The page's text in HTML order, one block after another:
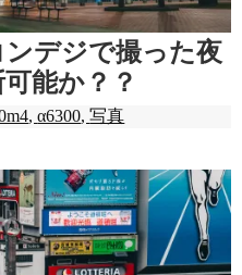
デジで撮った夜
能か？？
,α6300,写真